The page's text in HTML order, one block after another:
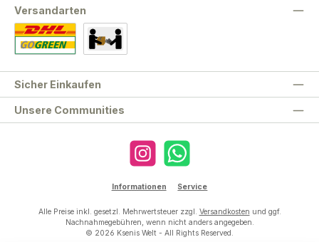
Unsere Communities
Versandarten
Sicher Einkaufen
Instagram WhatsApp
Informationen Service
Alle Preise inkl. gesetzl. Mehrwertsteuer zzgl. Versandkosten und ggf.
Nachnahmegebühren, wenn nicht anders angegeben.
© 2026 Ksenis Welt - All Rights Reserved.